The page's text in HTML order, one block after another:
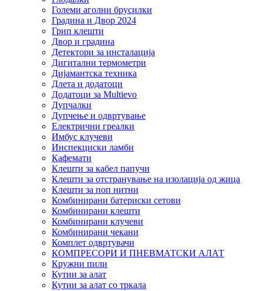
Големи аголни брусилки
Градина и Двор 2024
Грип клешти
Двор и градина
Детектори за инсталација
Дигитални термометри
Дијамантска техника
Длета и додатоци
Додатоци за Multievo
Дупчалки
Дупчење и одвртување
Електрични греалки
Имбус клучеви
Инспекциски ламби
Кафемати
Клешти за кабел папучи
Клешти за отстранување на изолација од жица
Клешти за поп нитни
Комбинирани батериски сетови
Комбинирани клешти
Комбинирани клучеви
Комбинирани чекани
Комплет одвртувачи
КОМПРЕСОРИ И ПНЕВМАТСКИ АЛАТ
Кружни пили
Кутии за алат
Кутии за алат со тркала